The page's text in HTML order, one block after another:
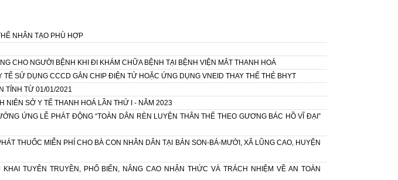
NHÂN TẠO PHÙ HỢP
CHO NGƯỜI BỆNH KHI ĐI KHÁM CHỮA BỆNH TẠI BỆNH VIỆN MẮT THANH HOÁ
TẾ SỬ DỤNG CCCD GẮN CHIP ĐIỆN TỬ HOẶC ỨNG DỤNG VNEID THAY THẾ THẺ BHYT
TỈNH TỪ 01/01/2021
NIÊN SỞ Y TẾ THANH HOÁ LẦN THỨ I - NĂM 2023
ỨNG LỄ PHÁT ĐỘNG “TOÀN DÂN RÈN LUYỆN THÂN THỂ THEO GƯƠNG BÁC HỒ VĨ ĐẠI”
THUỐC MIỄN PHÍ CHO BÀ CON NHÂN DÂN TẠI BẢN SON-BÁ-MƯỜI, XÃ LŨNG CAO, HUYỆN
TUYÊN TRUYỀN, PHỔ BIẾN, NÂNG CAO NHẬN THỨC VÀ TRÁCH NHIỆM VỀ AN TOÀN